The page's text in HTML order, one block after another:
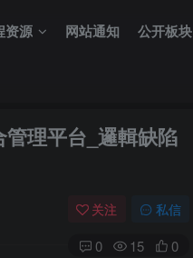
资源 网站通知 公开板块
理平台_邏輯缺陷
关注 私信
0 15 0